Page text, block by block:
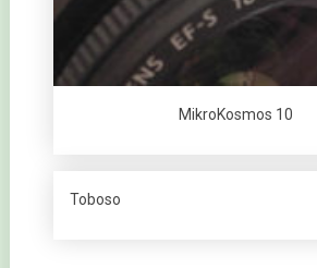
MikroKosmos 10
Toboso